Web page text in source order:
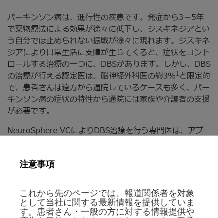
パーキンソン病は、進行性の疾患です。発症から3－5年
で薬物療法による効果が徐々に低下し、ジスキネジアとい
う自分では止められない振戦が徐々に現れます。ジスキネ
ジアにより日常生活に支障が生じてくると、症状をコント
ロールする治療の一つに、DBSがあります。しかし、DBS
の治療が行える認定医は、脳神経外科医の約3％1と限定的
で、患者さんは遠方から通院しているケースも多く、パー
キンソン病の症状の特性から通院には家族や介護者の支援
が必要です。
NeuroSphere VCによりDBS治療を行う専門医は、アプ
んに送信することができます。患者さんは、スマートフォ
って体内に植込まれている刺激装置と通信させ、パーキン
ソン病症状をコントロールすることができます。さらに、
これまで対面診療で行われてきた、機器チェックも遠隔で
注意事項
これから先のページでは、報道関係者を対象
として当社に関する最新情報を提供していま
す。患者さん・一般の方に対する情報提供や